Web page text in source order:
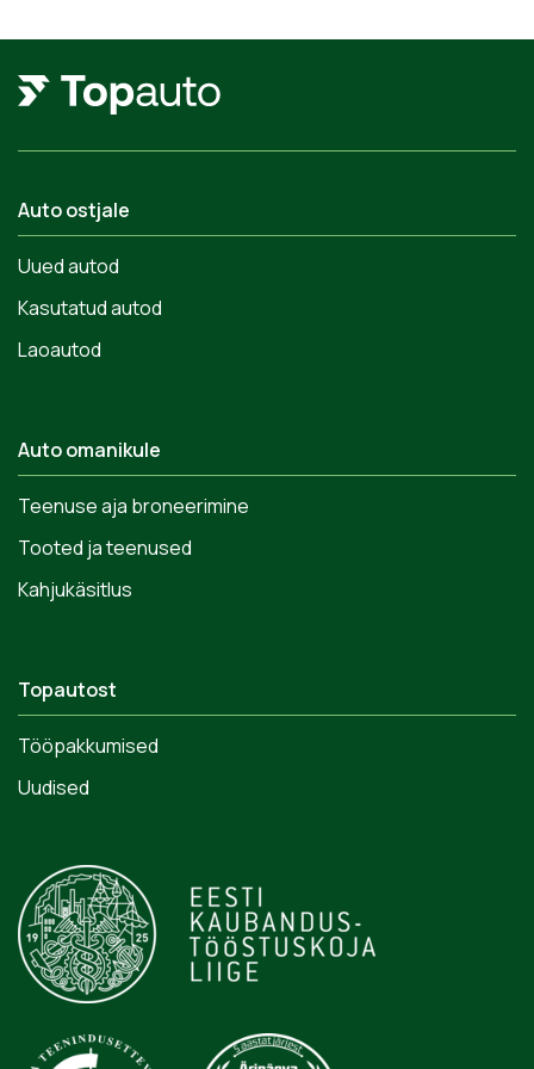
Auto ostjale
Uued autod
Kasutatud autod
Laoautod
Auto omanikule
Teenuse aja broneerimine
Tooted ja teenused
Kahjukäsitlus
Topautost
Tööpakkumised
Uudised